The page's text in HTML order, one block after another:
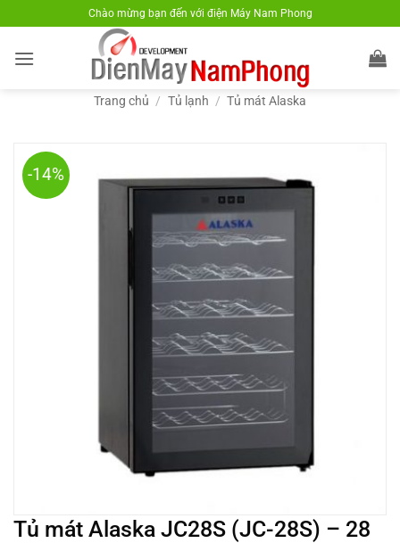
qua
nội
Chào mừng bạn đến với điện Máy Nam Phong
Trang chủ / Tủ lạnh / Tủ mát Alaska
-14%
Tủ mát Alaska JC28S (JC-28S) – 28